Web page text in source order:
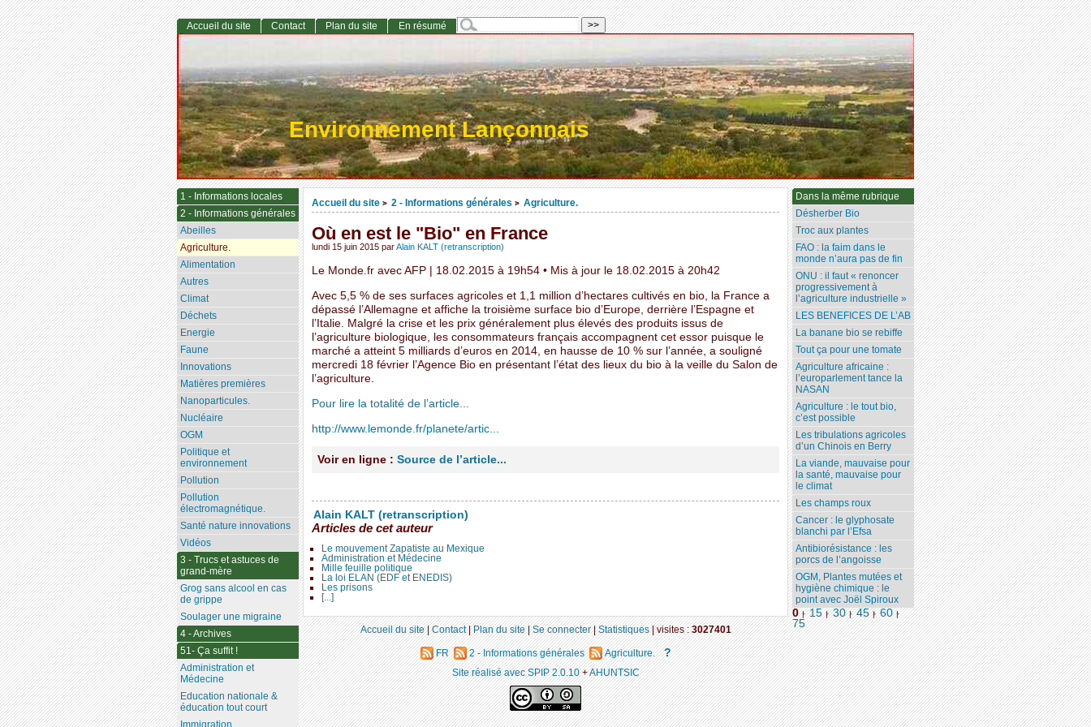
Environnement Lançonnais
Accueil du site > 2 - Informations générales > Agriculture.
Où en est le "Bio" en France
lundi 15 juin 2015 parAlain KALT (retranscription)
Le Monde.fr avec AFP | 18.02.2015 à 19h54 • Mis à jour le 18.02.2015 à 20h42
Avec 5,5 % de ses surfaces agricoles et 1,1 million d’hectares cultivés en bio, la France a
dépassé l’Allemagne et affiche la troisième surface bio d’Europe, derrière l’Espagne et
l’Italie. Malgré la crise et les prix généralement plus élevés des produits issus de
l’agriculture biologique, les consommateurs français accompagnent cet essor puisque le
marché a atteint 5 milliards d’euros en 2014, en hausse de 10 % sur l’année, a souligné
mercredi 18 février l’Agence Bio en présentant l’état des lieux du bio à la veille du Salon de
l’agriculture.
Pour lire la totalité de l’article...
http://www.lemonde.fr/planete/artic...
Voir en ligne : Source de l’article...
Alain KALT (retranscription)
Articles de cet auteur
Le mouvement Zapatiste au Mexique
Administration et Médecine
Mille feuille politique
La loi ELAN (EDF et ENEDIS)
Les prisons
[...]
Dans la même rubrique
Désherber Bio
Troc aux plantes
FAO : la faim dans le
monde n’aura pas de fin
ONU : il faut « renoncer
progressivement à
l’agriculture industrielle »
LES BENEFICES DE L’AB
La banane bio se rebiffe
Tout ça pour une tomate
Agriculture africaine :
l’europarlement tance la
NASAN
Agriculture : le tout bio,
c’est possible
Les tribulations agricoles
d’un Chinois en Berry
La viande, mauvaise pour
la santé, mauvaise pour
le climat
Les champs roux
Cancer : le glyphosate
blanchi par l’Efsa
Antibiorésistance : les
porcs de l’angoisse
OGM, Plantes mutées et
hygiène chimique : le
point avec Joël Spiroux
0 | 15 | 30 | 45 | 60 |
75
Accueil du site Contact Plan du site En résumé
1 - Informations locales
2 - Informations générales
Abeilles
Agriculture.
Alimentation
Autres
Climat
Déchets
Energie
Faune
Innovations
Matières premières
Nanoparticules.
Nucléaire
OGM
Politique et
environnement
Pollution
Pollution
électromagnétique.
Santé nature innovations
Vidéos
3 - Trucs et astuces de
grand-mère
Grog sans alcool en cas
de grippe
Soulager une migraine
4 - Archives
51- Ça suffit !
Administration et
Médecine
Education nationale &
éducation tout court
Accueil du site|Contact|Plan du site|Se connecter|Statistiques|visites :3027401
FR 2 - Informations générales Agriculture. ?
Site réalisé avec SPIP 2.0.10+AHUNTSIC